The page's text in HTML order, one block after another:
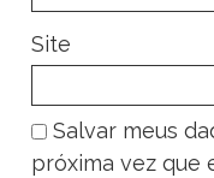
Site
Salvar meus
próxima vez que